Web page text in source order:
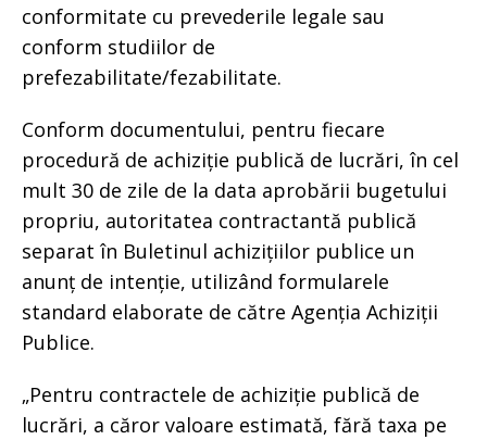
conformitate cu prevederile legale sau
conform studiilor de
prefezabilitate/fezabilitate.
Conform documentului, pentru fiecare
procedură de achiziție publică de lucrări, în cel
mult 30 de zile de la data aprobării bugetului
propriu, autoritatea contractantă publică
separat în Buletinul achizițiilor publice un
anunț de intenție, utilizând formularele
standard elaborate de către Agenția Achiziții
Publice.
„Pentru contractele de achiziție publică de
lucrări, a căror valoare estimată, fără taxa pe